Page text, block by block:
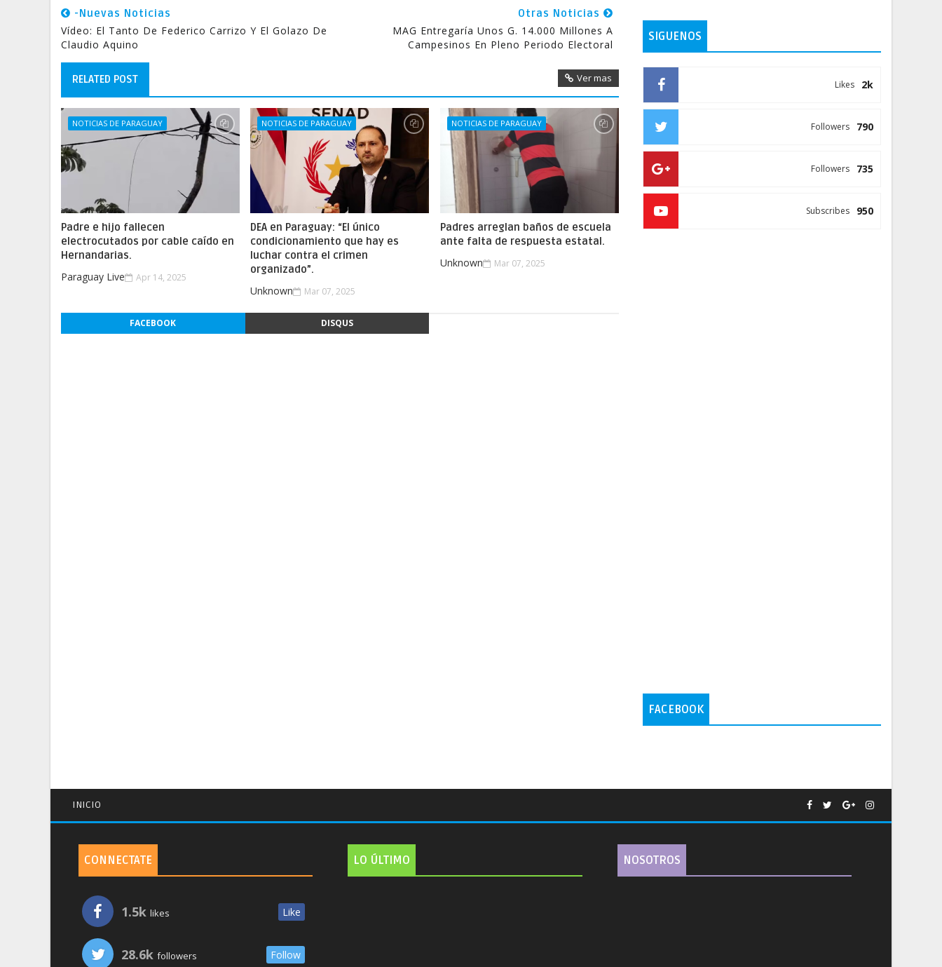
-Nuevas Noticias
Vídeo: El Tanto De Federico Carrizo Y El Golazo De
Claudio Aquino
Otras Noticias
MAG Entregaría Unos G. 14.000 Millones A
Campesinos En Pleno Periodo Electoral
RELATED POST Ver mas
NOTICIAS DE PARAGUAY
Padre e hijo fallecen
electrocutados por cable caído en
Hernandarias.
Paraguay Live Apr 14, 2025
NOTICIAS DE PARAGUAY
DEA en Paraguay: “El único
condicionamiento que hay es
luchar contra el crimen
organizado”.
Unknown Mar 07, 2025
NOTICIAS DE PARAGUAY
Padres arreglan baños de escuela
ante falta de respuesta estatal.
Unknown Mar 07, 2025
FACEBOOK DISQUS
SIGUENOS
2k
Likes
790
Followers
735
Followers
950
Subscribes
FACEBOOK
INICIO
CONNECTATE
1.5k likes Like
28.6k followers Follow
LO ÚLTIMO NOSOTROS